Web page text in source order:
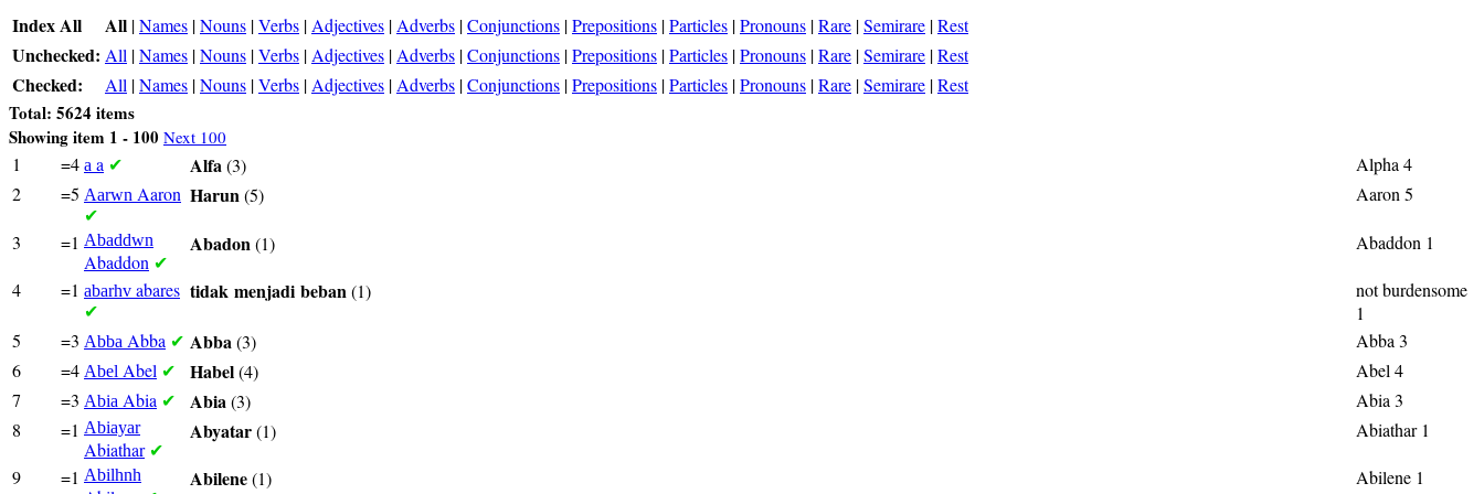
Index All All |Names |Nouns |Verbs | Adjectives | Adverbs |Conjunctions |Prepositions |Particles |Pronouns |Rare |Semirare |Rest
Unchecked: All |Names |Nouns |Verbs | Adjectives | Adverbs |Conjunctions |Prepositions |Particles |Pronouns |Rare |Semirare |Rest
Checked: All |Names |Nouns |Verbs | Adjectives | Adverbs |Conjunctions |Prepositions |Particles |Pronouns |Rare |Semirare |Rest
Total: 5624 items
Showing item 1 - 100 Next 100
1 =4 a a ✔ Alfa(3)
Alpha 4
2
=5 Aarwn Aaron
✔
Harun(5) Aaron 5
3 =1 Abaddwn
Abaddon ✔
Abadon(1) Abaddon 1
4 =1 abarhv abares
✔
tidak menjadi beban(1)
not burdensome
1
5
=3 Abba Abba ✔ Abba(3)
Abba 3
6
=4 Abel Abel ✔ Habel(4)
Abel 4
7
=3 Abia Abia ✔ Abia(3)
Abia 3
8
=1 Abiayar
Abiathar ✔
Abyatar(1) Abiathar 1
9 =1 Abilhnh Abilene(1) Abilene 1